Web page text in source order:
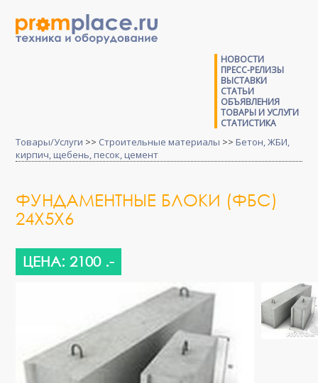
НОВОСТИ
ПРЕСС-РЕЛИЗЫ
ВЫСТАВКИ
СТАТЬИ
ОБЪЯВЛЕНИЯ
ТОВАРЫ И УСЛУГИ
СТАТИСТИКА
Товары/Услуги >> Строительные материалы >> Бетон, ЖБИ,
кирпич, щебень, песок, цемент
ФУНДАМЕНТНЫЕ БЛОКИ (ФБС)
24X5X6
ЦЕНА: 2100 .-